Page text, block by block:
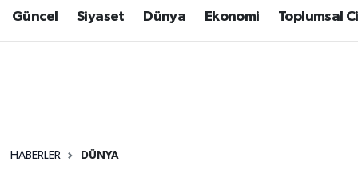
Güncel Siyaset Dünya Ekonomi Toplumsal
HABERLER DÜNYA